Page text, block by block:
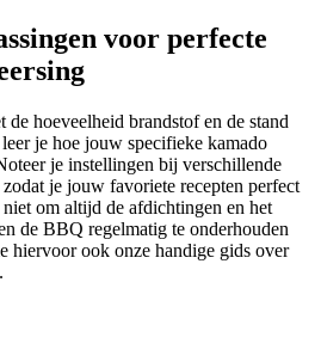
voor perfecte
de hoeveelheid brandstof en de stand
je hoe jouw specifieke kamado
je instellingen bij verschillende
je jouw favoriete recepten perfect
om altijd de afdichtingen en het
de BBQ regelmatig te onderhouden
hiervoor ook onze handige gids over
.